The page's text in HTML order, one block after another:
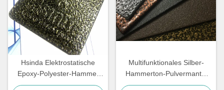
Hsinda Elektrostatische
Epoxy-Polyester-Hammer
Textur Hammertone
Multifunktionales Silber-
Hammerton-Pulvermantel
mit guter mechanischer